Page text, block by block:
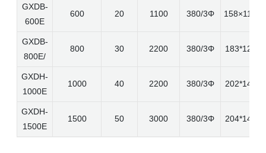
GXDB-
600E
600 20 1100 380/3Φ
GXDB-
800E/
800 30 2200 380/3Φ
GXDH-
1000E
1000 40 2200 380/3Φ
GXDH-
1500E
1500 50 3000 380/3Φ